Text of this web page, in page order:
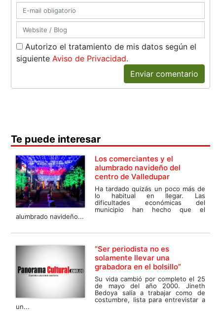
Autorizo el tratamiento de mis datos según el
siguiente Aviso de Privacidad.
Enviar comentario
Te puede interesar
Los comerciantes y el
alumbrado navideño del
centro de Valledupar
Ha tardado quizás un poco más de
lo habitual en llegar. Las
dificultades económicas del
municipio han hecho que el
alumbrado navideño...
“Ser periodista no es
solamente llevar una
grabadora en el bolsillo”
Su vida cambió por completo el 25
de mayo del año 2000. Jineth
Bedoya salía a trabajar como de
costumbre, lista para entrevistar a
un...